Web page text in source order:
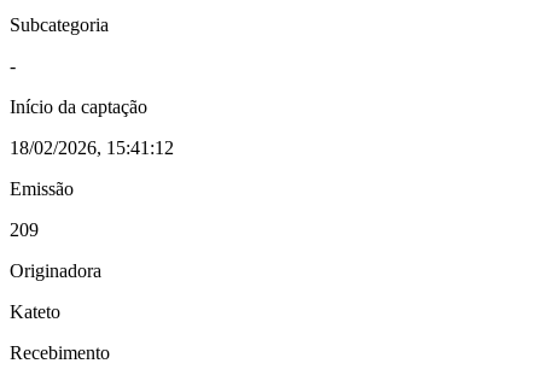
Subcategoria
-
Início da captação
18/02/2026, 15:41:12
Emissão
209
Originadora
Kateto
Recebimento